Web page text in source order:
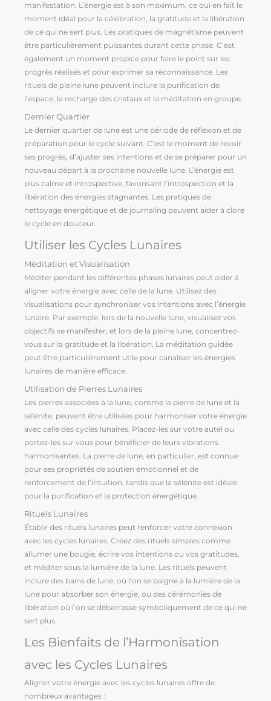
manifestation. L’énergie est à son maximum, ce qui en fait le
moment idéal pour la célébration, la gratitude et la libération
de ce qui ne sert plus. Les pratiques de magnétisme peuvent
être particulièrement puissantes durant cette phase. C’est
également un moment propice pour faire le point sur les
progrès réalisés et pour exprimer sa reconnaissance. Les
rituels de pleine lune peuvent inclure la purification de
l’espace, la recharge des cristaux et la méditation en groupe.
Dernier Quartier
Le dernier quartier de lune est une période de réflexion et de
préparation pour le cycle suivant. C’est le moment de revoir
ses progrès, d’ajuster ses intentions et de se préparer pour un
nouveau départ à la prochaine nouvelle lune. L’énergie est
plus calme et introspective, favorisant l’introspection et la
libération des énergies stagnantes. Les pratiques de
nettoyage énergétique et de journaling peuvent aider à clore
le cycle en douceur.
Utiliser les Cycles Lunaires
Méditation et Visualisation
Méditer pendant les différentes phases lunaires peut aider à
aligner votre énergie avec celle de la lune. Utilisez des
visualisations pour synchroniser vos intentions avec l’énergie
lunaire. Par exemple, lors de la nouvelle lune, visualisez vos
objectifs se manifester, et lors de la pleine lune, concentrez-
vous sur la gratitude et la libération. La méditation guidée
peut être particulièrement utile pour canaliser les énergies
lunaires de manière efficace.
Utilisation de Pierres Lunaires
Les pierres associées à la lune, comme la pierre de lune et la
sélénite, peuvent être utilisées pour harmoniser votre énergie
avec celle des cycles lunaires. Placez-les sur votre autel ou
portez-les sur vous pour bénéficier de leurs vibrations
harmonisantes. La pierre de lune, en particulier, est connue
pour ses propriétés de soutien émotionnel et de
renforcement de l’intuition, tandis que la sélénite est idéale
pour la purification et la protection énergétique.
Rituels Lunaires
Établir des rituels lunaires peut renforcer votre connexion
avec les cycles lunaires. Créez des rituels simples comme
allumer une bougie, écrire vos intentions ou vos gratitudes,
et méditer sous la lumière de la lune. Les rituels peuvent
inclure des bains de lune, où l’on se baigne à la lumière de la
lune pour absorber son énergie, ou des cérémonies de
libération où l’on se débarrasse symboliquement de ce qui ne
sert plus.
Les Bienfaits de l’Harmonisation
avec les Cycles Lunaires
Aligner votre énergie avec les cycles lunaires offre de
nombreux avantages :